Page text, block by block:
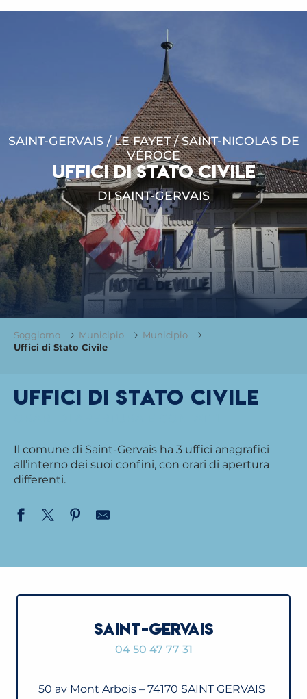
SAINT-GERVAIS / LE FAYET / SAINT-NICOLAS DE
VÉROCE
UFFICI DI STATO CIVILE
DI SAINT-GERVAIS
Soggiorno Municipio
Municipio
Uffici di Stato Civile
Uffici di Stato Civile
Il comune di Saint-Gervais ha 3 uffici anagrafici
all’interno dei suoi confini, con orari di apertura
differenti.
SAINT-GERVAIS
04 50 47 77 31
50 av Mont Arbois – 74170 SAINT GERVAIS